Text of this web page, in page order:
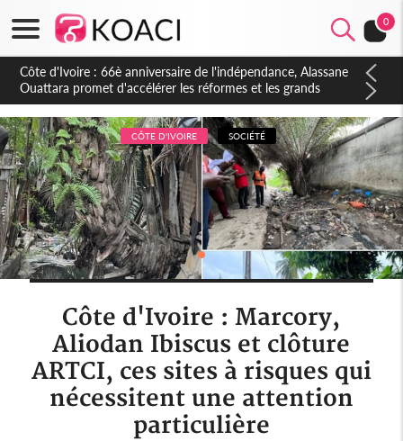
0
Côte d'Ivoire : À Abidjan, Amadou Oury Bah admire le modèle
ivoirien et veut s'en inspirer pour accélérer le développement
de la Guinée
CÔTE D'IVOIRE SOCIÉTÉ
Côte d'Ivoire : Marcory,
Aliodan Ibiscus et clôture
ARTCI, ces sites à risques qui
nécessitent une attention
particulière